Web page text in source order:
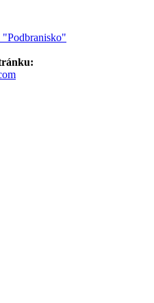
"Podbranisko"